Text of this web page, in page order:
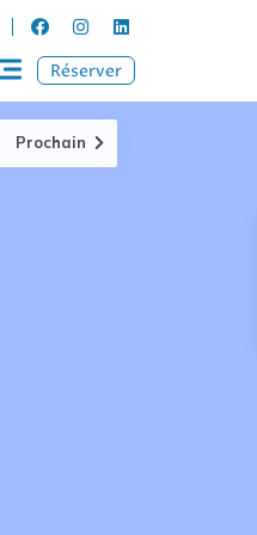
Réserver
Prochain